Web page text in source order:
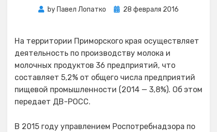
by Павел Лопатко
Posted
28 февраля 2016
На территории Приморского края осуществляет
деятельность по производству молока и
молочных продуктов 36 предприятий, что
составляет 5,2% от общего числа предприятий
пищевой промышленности (2014 — 3,8%). Об этом
передает ДВ-РОСС.
В 2015 году управлением Роспотребнадзора по